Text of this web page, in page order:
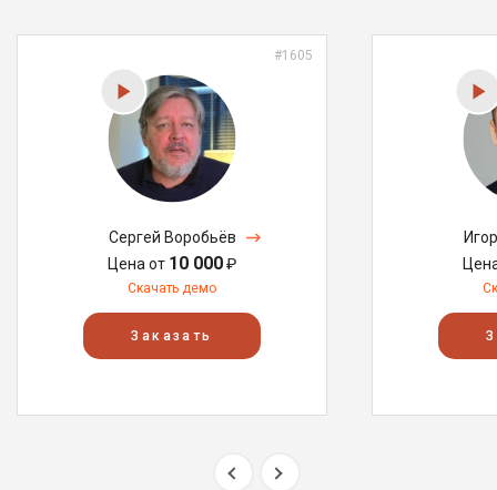
#1605
Сергей Воробьёв
Цена от 10 000₽
Скачать демо
Заказать